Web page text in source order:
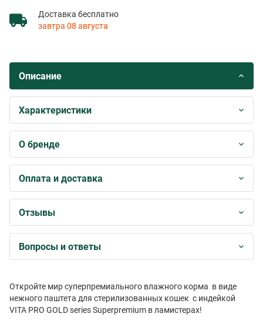
Доставка бесплатно
завтра 08 августа
Описание
Характеристики
О бренде
Оплата и доставка
Отзывы
Вопросы и ответы
Откройте мир суперпремиального влажного корма в виде
нежного паштета для стерилизованных кошек с индейкой
VITA PRO GOLD series Superpremium в ламистерах!